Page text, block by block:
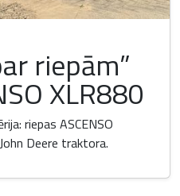
riepām”
XLR880
riepas ASCENSO
Deere traktora.